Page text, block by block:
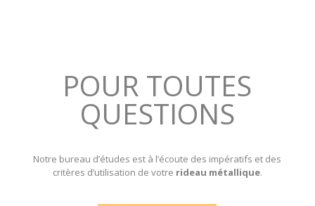
POUR TOUTES
QUESTIONS
Notre bureau d’études est à l’écoute des impératifs et des
critères d’utilisation de votre rideau métallique.